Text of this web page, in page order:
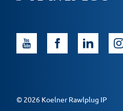
© 2026 Koelner Rawlplug IP